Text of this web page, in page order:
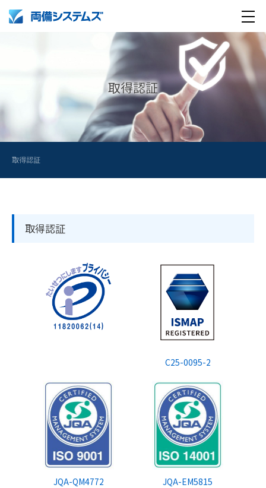
企業情報トップ
事業所一覧
環境への取り組み
地域スポーツ貢献
採用情報
Medical AI product information
取得認証
ジ
取得認証
取得認証
C25-0095-2
JQA-QM4772 JQA-EM5815